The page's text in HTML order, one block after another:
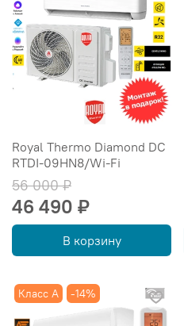
Royal Thermo Diamond DC
RTDI-09HN8/Wi-Fi
56 000 ₽
46 490 ₽
В корзину
Класс А -14%